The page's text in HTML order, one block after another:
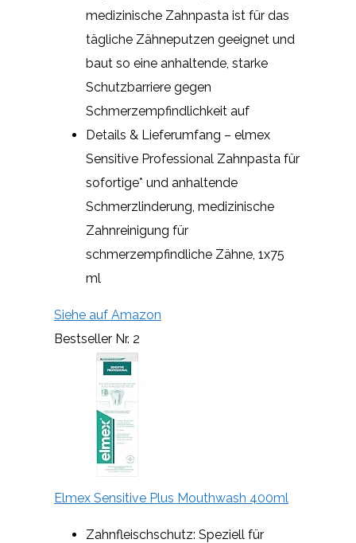
medizinische Zahnpasta ist für das
tägliche Zähneputzen geeignet und
baut so eine anhaltende, starke
Schutzbarriere gegen
Schmerzempfindlichkeit auf
Details & Lieferumfang – elmex
Sensitive Professional Zahnpasta für
sofortige* und anhaltende
Schmerzlinderung, medizinische
Zahnreinigung für
schmerzempfindliche Zähne, 1x75
ml
Siehe auf Amazon
Bestseller Nr. 2
Elmex Sensitive Plus Mouthwash 400ml
Zahnfleischschutz: Speziell für